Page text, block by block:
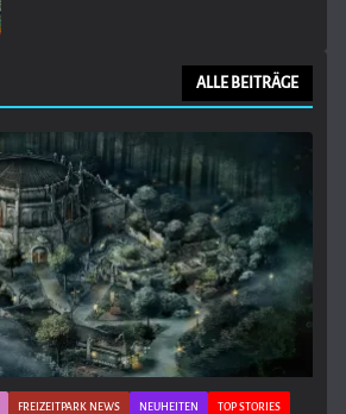
ALLE BEITRÄGE
FREIZEITPARK NEWS NEUHEITEN TOP STORIES